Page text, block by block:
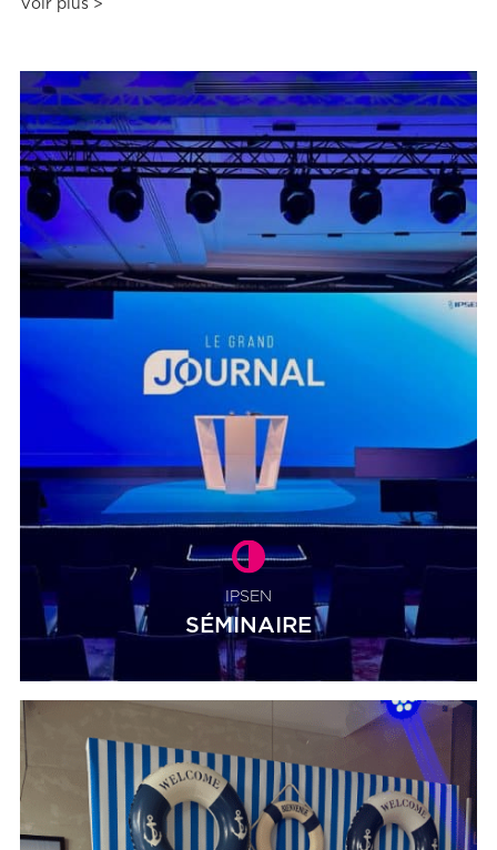
RÉALISATIONS
CONTACT
Voir plus >
IPSEN
SÉMINAIRE